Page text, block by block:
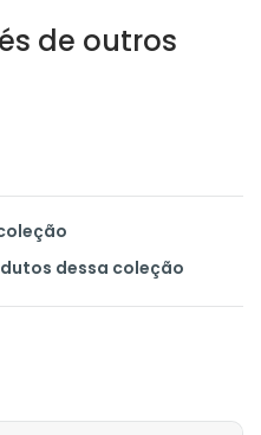
de outros
dessa coleção